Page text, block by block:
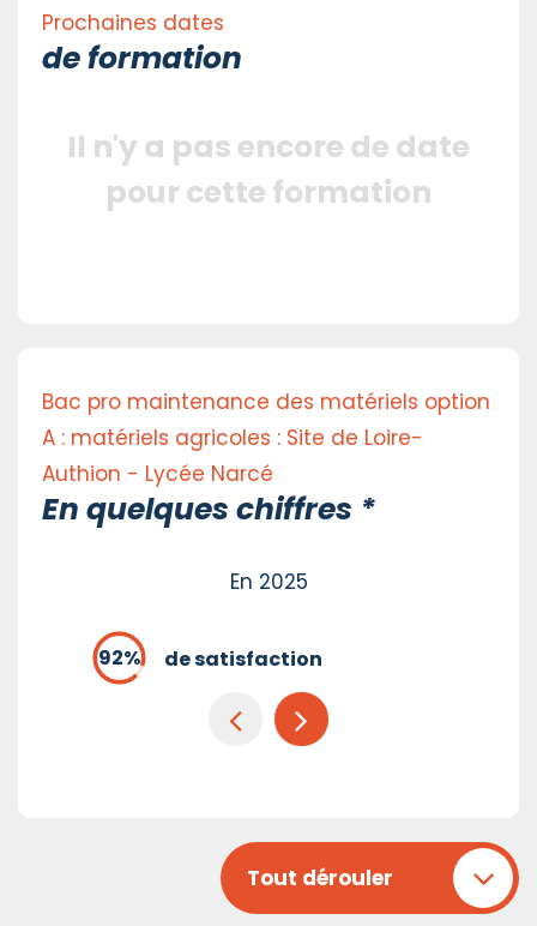
Prochaines dates
de formation
Il n'y a pas encore de date
pour cette formation
Bac pro maintenance des matériels option
A : matériels agricoles : Site de Loire-
Authion - Lycée Narcé
En quelques chiffres *
En 2025
de satisfaction
Tout dérouler